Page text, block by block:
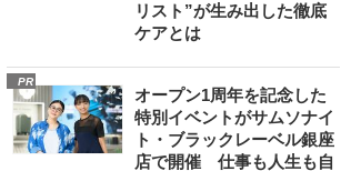
リスト”が生み出した徹底
ケアとは
PR
オープン1周年を記念した
特別イベントがサムソナイ
ト・ブラックレーベル銀座
店で開催 仕事も人生も自